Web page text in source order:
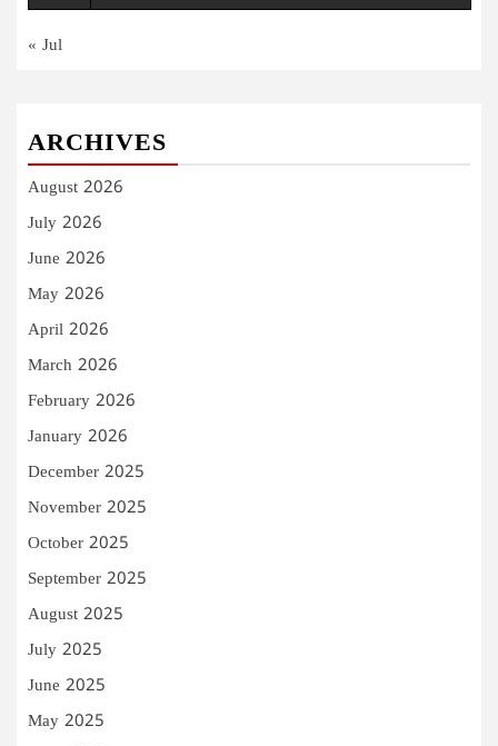
« Jul
ARCHIVES
August 2026
July 2026
June 2026
May 2026
April 2026
March 2026
February 2026
January 2026
December 2025
November 2025
October 2025
September 2025
August 2025
July 2025
June 2025
May 2025